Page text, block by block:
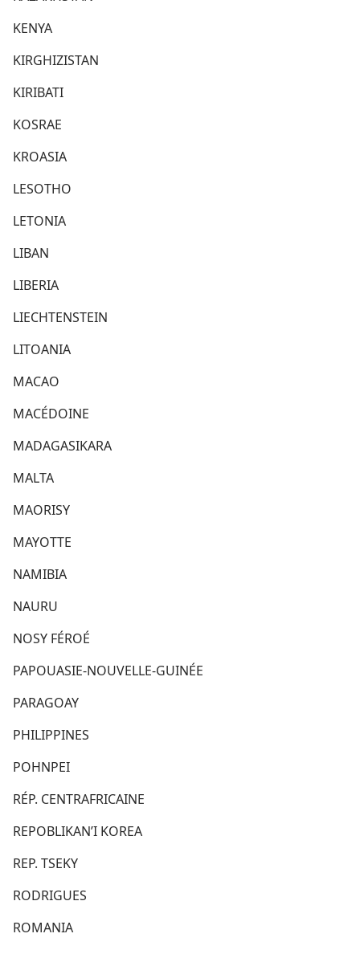
KENYA
KIRGHIZISTAN
KIRIBATI
KOSRAE
KROASIA
LESOTHO
LETONIA
LIBAN
LIBERIA
LIECHTENSTEIN
LITOANIA
MACAO
MACÉDOINE
MADAGASIKARA
MALTA
MAORISY
MAYOTTE
NAMIBIA
NAURU
NOSY FÉROÉ
PAPOUASIE-NOUVELLE-GUINÉE
PARAGOAY
PHILIPPINES
POHNPEI
RÉP. CENTRAFRICAINE
REPOBLIKAN’I KOREA
REP. TSEKY
RODRIGUES
ROMANIA